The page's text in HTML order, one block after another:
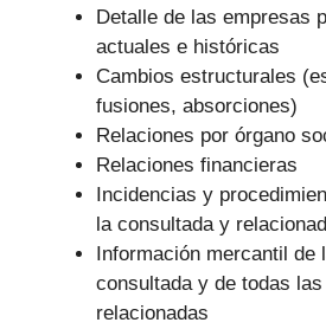
Detalle de las empresas
actuales e históricas
Cambios estructurales
fusiones, absorciones)
Relaciones por órgano
Relaciones financieras
Incidencias y
la consultada y
Información mercantil de
consultada y de todas
relacionadas